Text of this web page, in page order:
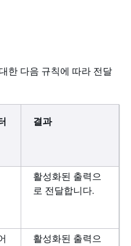
한 다음 규칙에 따라 전달
결과
활성화된 출력으
로 전달합니다.
활성화된 출력으